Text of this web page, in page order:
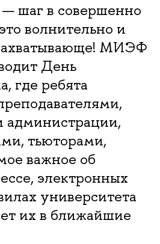
шаг в совершенно
волнительно и
МИЭФ
День
где ребята
администрации,
тьюторами,
важное об
электронных
университета
их в ближайшие